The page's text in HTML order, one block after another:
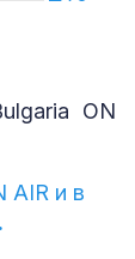
ON
AIR и в